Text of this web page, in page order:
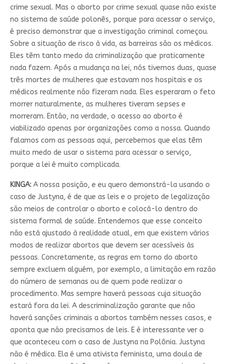
crime sexual. Mas o aborto por crime sexual quase não existe
no sistema de saúde polonês, porque para acessar o serviço,
é preciso demonstrar que a investigação criminal começou.
Sobre a situação de risco à vida, as barreiras são os médicos.
Eles têm tanto medo da criminalização que praticamente
nada fazem. Após a mudança na lei, nós tivemos duas, quase
três mortes de mulheres que estavam nos hospitais e os
médicos realmente não fizeram nada. Eles esperaram o feto
morrer naturalmente, as mulheres tiveram sepses e
morreram. Então, na verdade, o acesso ao aborto é
viabilizado apenas por organizações como a nossa. Quando
falamos com as pessoas aqui, percebemos que elas têm
muito medo de usar o sistema para acessar o serviço,
porque a lei é muito complicada.
KINGA: A nossa posição, e eu quero demonstrá-la usando o
caso de Justyna, é de que as leis e o projeto de legalização
são meios de controlar o aborto e colocá-lo dentro do
sistema formal de saúde. Entendemos que esse conceito
não está ajustado à realidade atual, em que existem vários
modos de realizar abortos que devem ser acessíveis às
pessoas. Concretamente, as regras em torno do aborto
sempre excluem alguém, por exemplo, a limitação em razão
do número de semanas ou de quem pode realizar o
procedimento. Mas sempre haverá pessoas cuja situação
estará fora da lei. A descriminalização garante que não
haverá sanções criminais a abortos também nesses casos, e
aponta que não precisamos de leis. E é interessante ver o
que aconteceu com o caso de Justyna na Polônia. Justyna
não é médica. Ela é uma ativista feminista, uma doula de